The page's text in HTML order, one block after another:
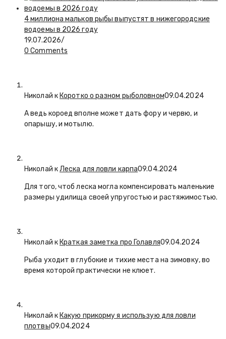
4 миллиона мальков рыбы выпустят в нижегородские
водоемы в 2026 году
19.07.2026/
0 Comments
Николай к Коротко о разном рыболовном09.04.2024
А ведь короед вполне может дать фору и червю, и
опарышу, и мотылю.
Николай кЛеска для ловли карпа09.04.2024
Для того, чтоб леска могла компенсировать маленькие
размеры удилища своей упругостью и растяжимостью.
Николай к Краткая заметка про Голавля09.04.2024
Рыба уходит в глубокие и тихие места на зимовку, во
время которой практически не клюет.
Николай к Какую прикорму я использую для ловли
плотвы09.04.2024